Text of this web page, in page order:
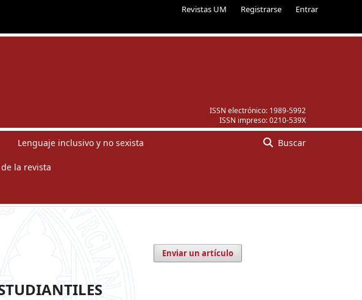
Revistas UM Registrarse Entrar
ISSN electrónico: 1989-5992
ISSN impreso:0210-539X
Lenguaje inclusivo y no sexista
la revista
Buscar
Enviar un artículo